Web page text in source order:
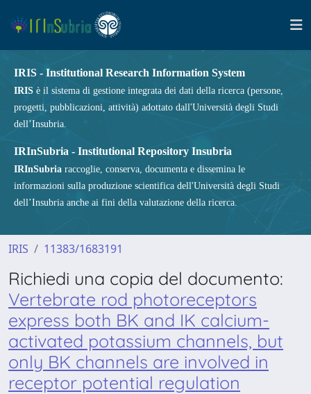
IRIS - Institutional Research Information System
IRIS è il sistema di gestione integrata dei dati della ricerca (persone,
progetti, pubblicazioni, attività) adottato dall'Università degli Studi
dell’Insubria.
IRInSubria - Institutional Repository Insubria
IRInSubria raccoglie, conserva, documenta e dissemina le
informazioni sulla produzione scientifica dell'Università degli Studi
dell’Insubria anche ai fini della valutazione della ricerca.
IRIS 11383/1683191
Richiedi una copia del documento:
Vertebrate rod photoreceptors
express both BK and IK calcium-
activated potassium channels, but
only BK channels are involved in
receptor potential regulation